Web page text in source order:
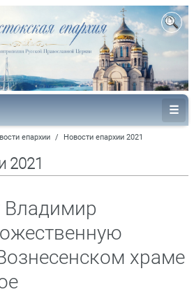
епархии / Новости епархии 2021
2021
храме